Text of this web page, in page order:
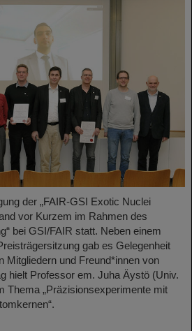
der „FAIR-GSI Exotic Nuclei
vor Kurzem im Rahmen des
bei GSI/FAIR statt. Neben einem
gab es Gelegenheit
Mitgliedern und Freund*innen von
hielt Professor em. Juha Äystö (Univ.
Thema „Präzisionsexperimente mit